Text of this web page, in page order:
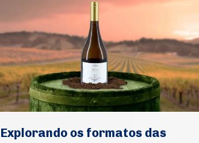
Explorando os formatos das